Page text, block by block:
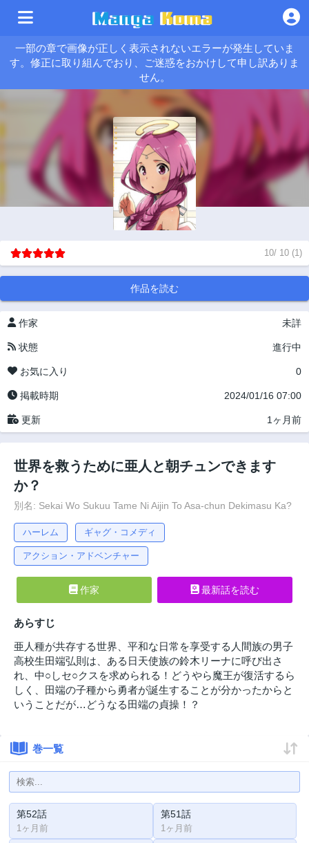
一部の章で画像が正しく表示されないエラーが発生していま
す。修正に取り組んでおり、ご迷惑をおかけして申し訳ありま
せん。
10/ 10 (1)
作品を読む
作家 未詳
状態 進行中
お気に入り 0
掲載時期 2024/01/16 07:00
更新 1ヶ月前
世界を救うために亜人と朝チュンできます
か？
別名: Sekai Wo Sukuu Tame Ni Aijin To Asa-chun Dekimasu Ka?
ハーレム ギャグ・コメディ
アクション・アドベンチャー
作家 最新話を読む
あらすじ
亜人種が共存する世界、平和な日常を享受する人間族の男子
高校生田端弘則は、ある日天使族の鈴木リーナに呼び出さ
れ、中○しセ○クスを求められる！どうやら魔王が復活するら
しく、田端の子種から勇者が誕生することが分かったからと
いうことだが…どうなる田端の貞操！？
巻一覧
第52話
1ヶ月前
第51話
1ヶ月前